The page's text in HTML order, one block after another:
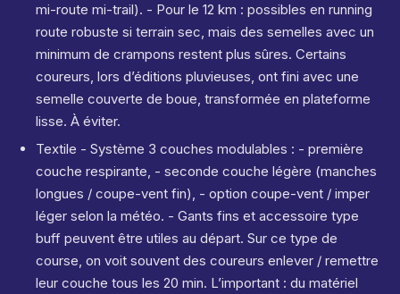
mi-route mi-trail). - Pour le 12 km : possibles en running
route robuste si terrain sec, mais des semelles avec un
minimum de crampons restent plus sûres. Certains
coureurs, lors d’éditions pluvieuses, ont fini avec une
semelle couverte de boue, transformée en plateforme
lisse. À éviter.
Textile - Système 3 couches modulables : - première
couche respirante, - seconde couche légère (manches
longues / coupe-vent fin), - option coupe-vent / imper
léger selon la météo. - Gants fins et accessoire type
buff peuvent être utiles au départ. Sur ce type de
course, on voit souvent des coureurs enlever / remettre
leur couche tous les 20 min. L’important : du matériel